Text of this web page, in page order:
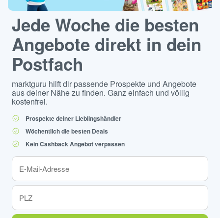
Jede Woche die besten
Angebote direkt in dein
Postfach
marktguru hilft dir passende Prospekte und Angebote
aus deiner Nähe zu finden. Ganz einfach und völlig
kostenfrei.
Prospekte deiner Lieblingshändler
Wöchentlich die besten Deals
Kein Cashback Angebot verpassen